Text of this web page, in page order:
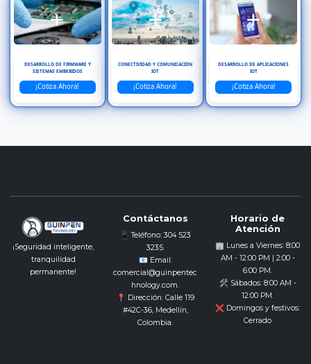
DESARROLLO DE FIRMWARE Y
SISTEMAS EMBEBIDOS
¡Cotiza Ahora!
CONECTIVIDAD Y COMUNICACIÓN
IOT
¡Cotiza Ahora!
DESARROLLO DE APLICACIONES
IOT
¡Cotiza Ahora!
¡Seguridad inteligente,
tranquilidad
permanente!
Contáctanos
📱 Teléfono: 304 523
3235.
📧 Email:
comercial@guinpentec
hnology.com.
📍 Dirección: Calle 119
#42C-36, Medellín,
Colombia.
Horario de
Atención
🏢 Lunes a Viernes: 8:00
AM - 12:00 PM | 2:00 -
6:00 PM.
🛠️ Sábados: 8:00 AM -
12:00 PM.
❌ Domingos y festivos:
Cerrado